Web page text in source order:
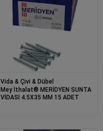
Vida & Çivi & Dübel
Mey İthalat® MERİDYEN SUNTA
VİDASI 4.5X35 MM 15 ADET